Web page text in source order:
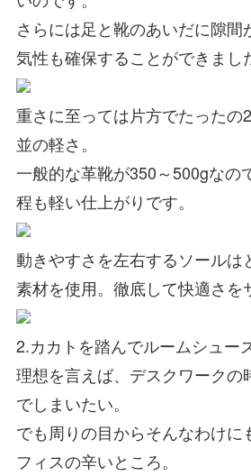
さらには足と靴のあいだに隙間
気性も確保することができまし
重さに至っては片方でたったの
並の軽さ。
一般的な革靴が350～500gなの
程も軽い仕上がりです。
動きやすさを左右するソールは
素材を使用。徹底して快適さを
2.カカトを踏んでルームシュー
理想を言えば、デスクワークの
でしまいたい。
でも周りの目からそんなわけに
フィスの辛いところ。